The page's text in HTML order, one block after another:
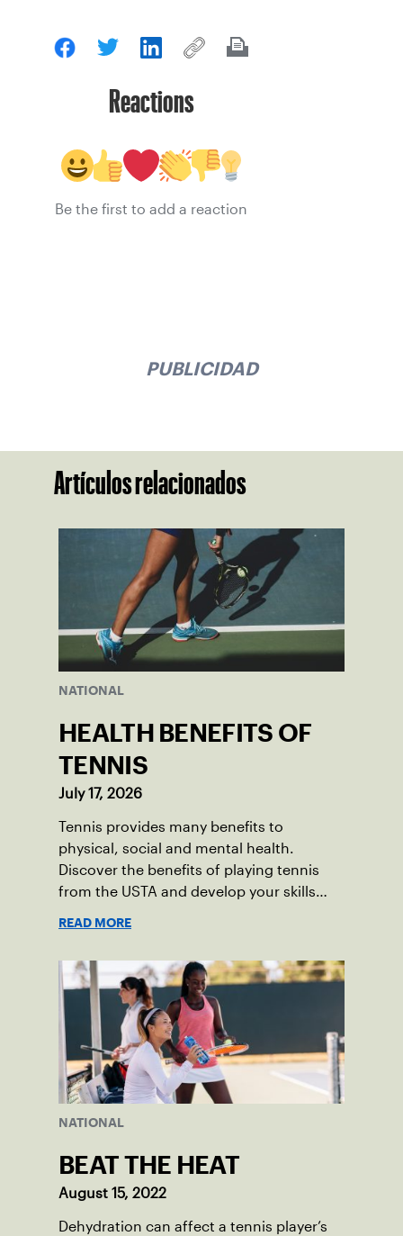
Reactions
Be the first to add a reaction
PUBLICIDAD
Artículos relacionados
NATIONAL
HEALTH BENEFITS OF
TENNIS
July 17, 2026
Tennis provides many benefits to
physical, social and mental health.
Discover the benefits of playing tennis
from the USTA and develop your skills
READ MORE
NATIONAL
BEAT THE HEAT
August 15, 2022
Dehydration can affect a tennis player’s